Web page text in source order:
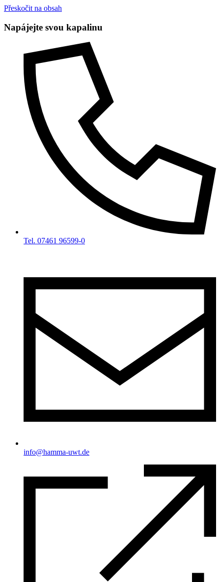
Přeskočit na obsah
Napájejte svou kapalinu
Tel. 07461 96599-0
info@hamma-uwt.de